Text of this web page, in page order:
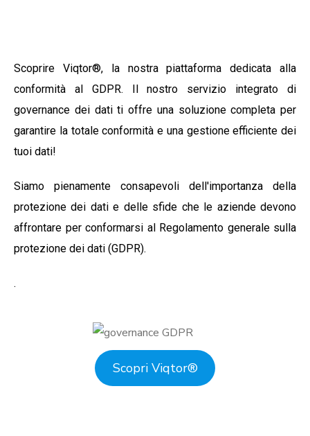
Scoprire Viqtor®, la nostra piattaforma dedicata alla
conformità al GDPR. Il nostro servizio integrato di
governance dei dati ti offre una soluzione completa per
garantire la totale conformità e una gestione efficiente dei
tuoi dati!
Siamo pienamente consapevoli dell'importanza della
protezione dei dati e delle sfide che le aziende devono
affrontare per conformarsi al Regolamento generale sulla
protezione dei dati (GDPR).
.
Scopri Viqtor®